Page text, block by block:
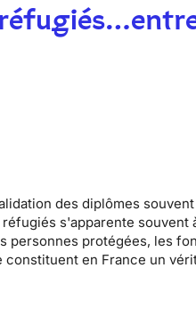
des diplômes
s'apparente souvent
personnes protégées, les
en France un